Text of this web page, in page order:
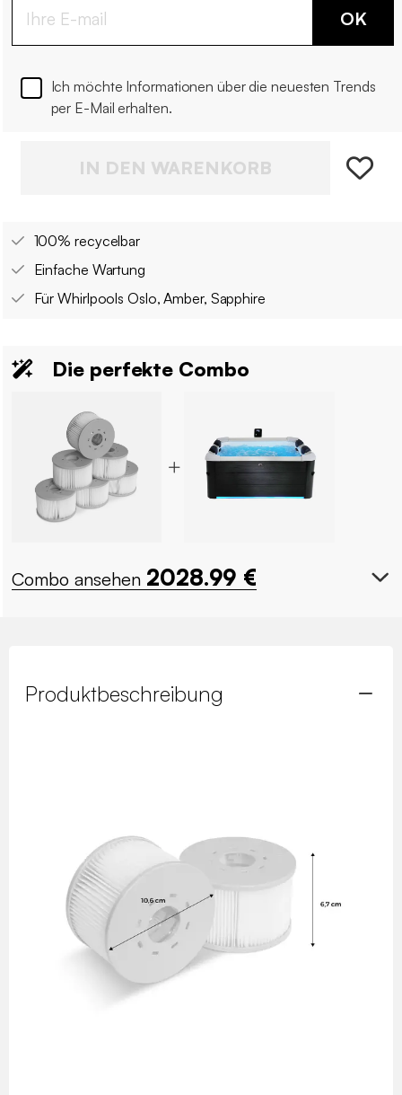
OK
Ich möchte Informationen über die neuesten Trends
per E-Mail erhalten.
IN DEN WARENKORB
100% recycelbar
Einfache Wartung
Für Whirlpools Oslo, Amber, Sapphire
Die perfekte Combo
Combo ansehen 2028.99 €
Produktbeschreibung